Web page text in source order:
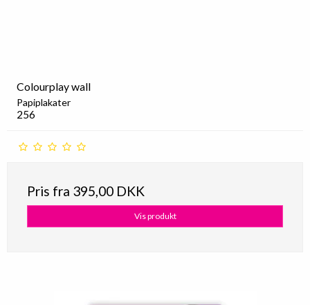
Colourplay wall
Papiplakater
256
Pris fra 395,00 DKK
Vis produkt